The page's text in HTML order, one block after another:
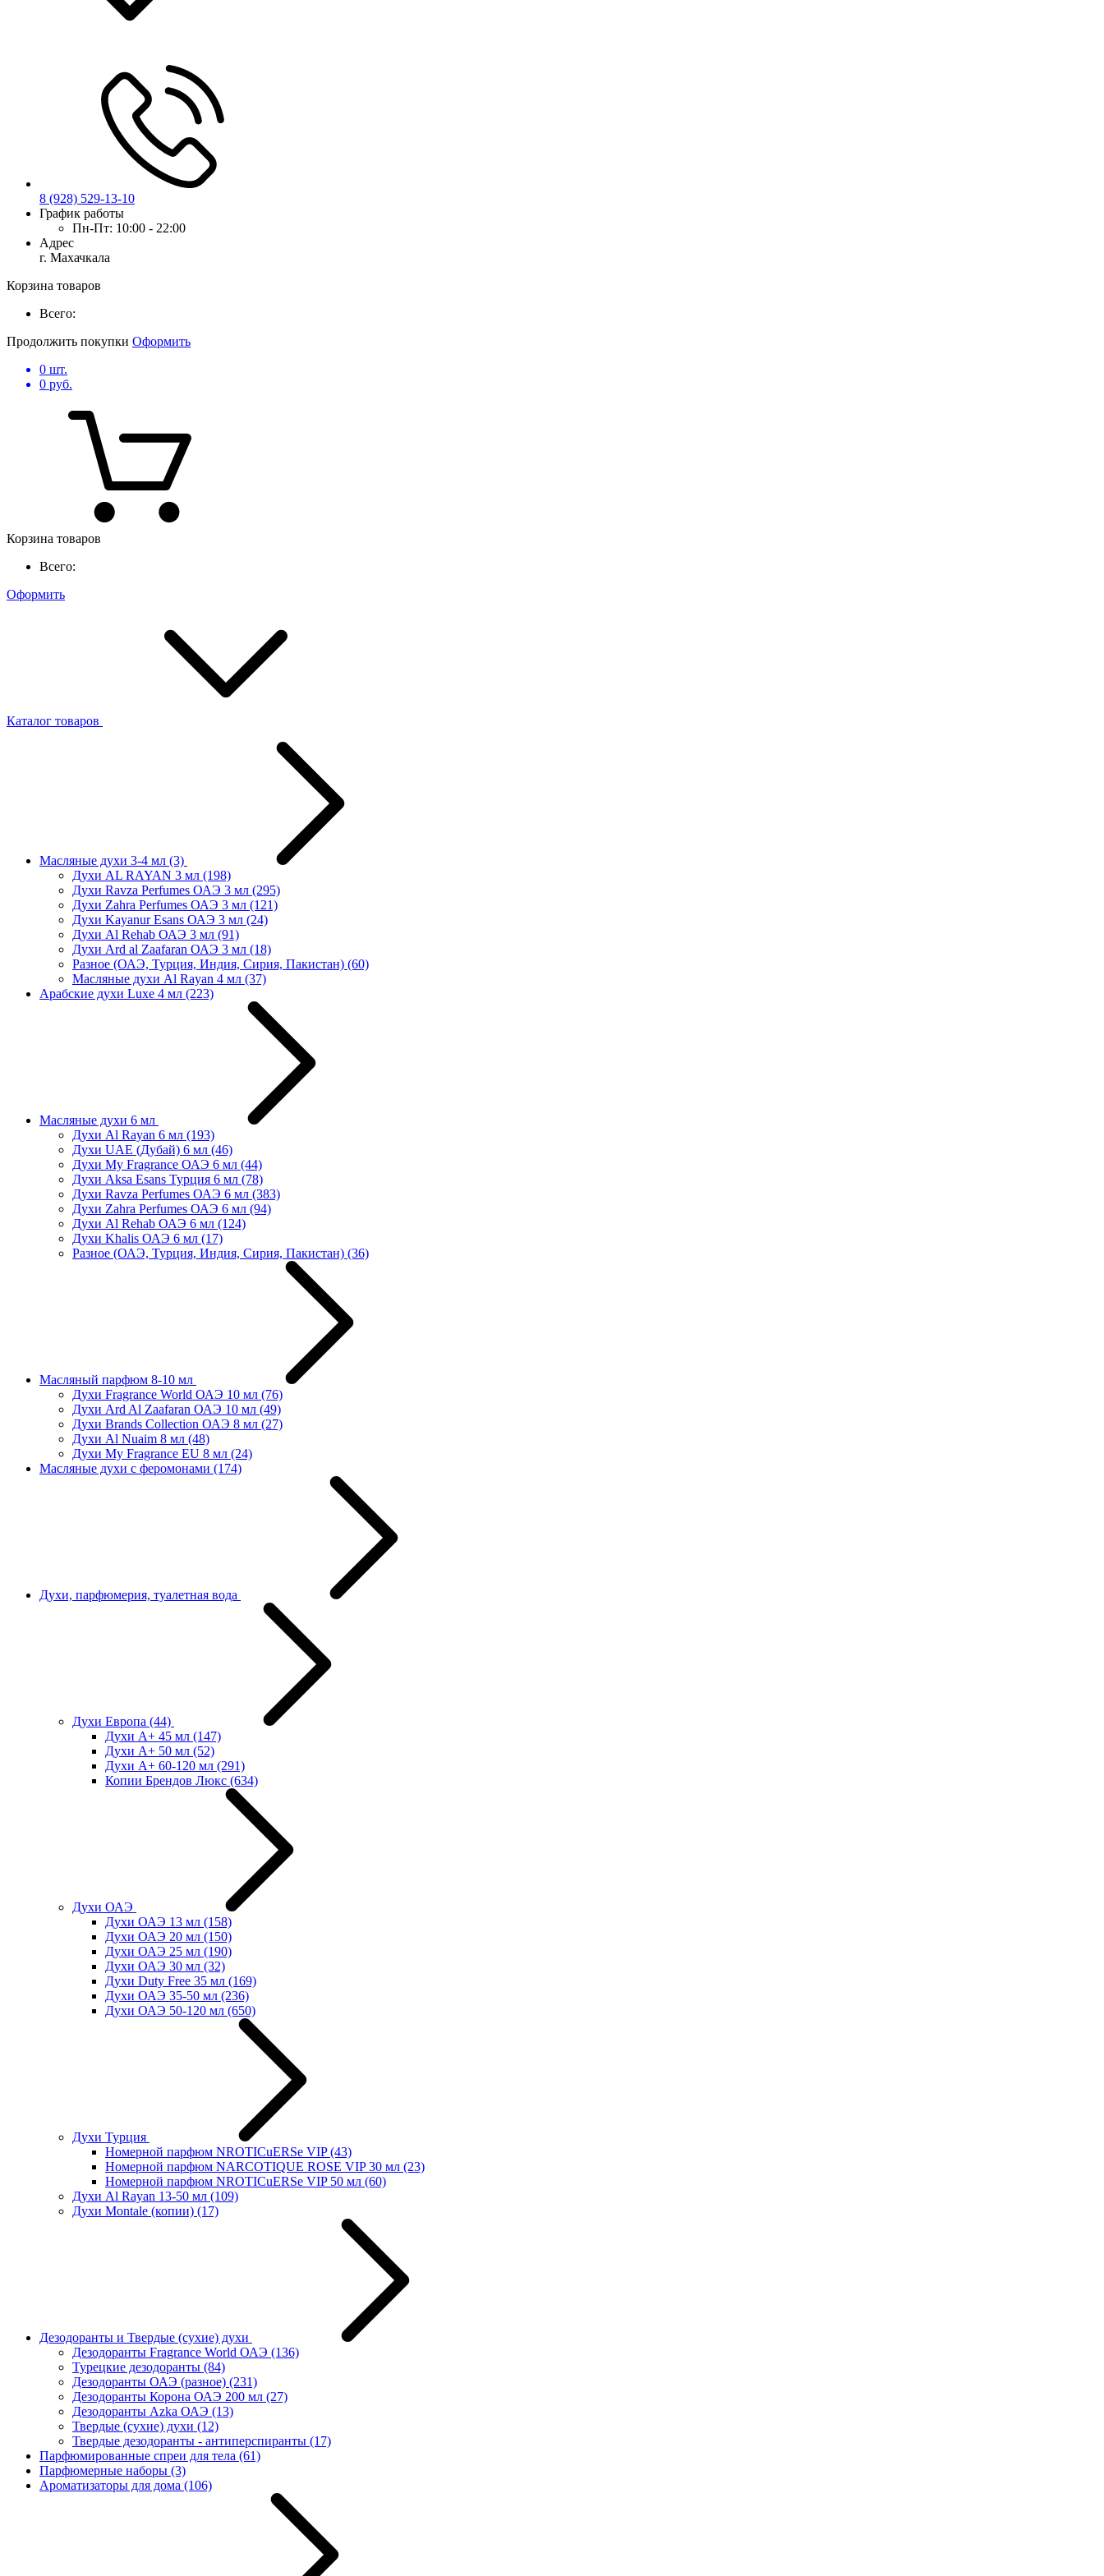
8 (928) 529-13-10
График работы
Пн-Пт: 10:00 - 22:00
Адрес
г. Махачкала
Корзина товаров
Всего:
Продолжить покупки Оформить
0 шт.
0 руб.
Корзина товаров
Всего:
Оформить
Каталог товаров
Масляные духи 3-4 мл (3)
Духи AL RAYAN 3 мл (198)
Духи Ravza Perfumes ОАЭ 3 мл (295)
Духи Zahra Perfumes ОАЭ 3 мл (121)
Духи Kayanur Esans ОАЭ 3 мл (24)
Духи Al Rehab ОАЭ 3 мл (91)
Духи Ard al Zaafaran ОАЭ 3 мл (18)
Разное (ОАЭ, Турция, Индия, Сирия, Пакистан) (60)
Масляные духи Al Rayan 4 мл (37)
Арабские духи Luxe 4 мл (223)
Масляные духи 6 мл
Духи Al Rayan 6 мл (193)
Духи UAE (Дубай) 6 мл (46)
Духи My Fragrance ОАЭ 6 мл (44)
Духи Aksa Esans Турция 6 мл (78)
Духи Ravza Perfumes ОАЭ 6 мл (383)
Духи Zahra Perfumes ОАЭ 6 мл (94)
Духи Al Rehab ОАЭ 6 мл (124)
Духи Khalis ОАЭ 6 мл (17)
Разное (ОАЭ, Турция, Индия, Сирия, Пакистан) (36)
Масляный парфюм 8-10 мл
Духи Fragrance World ОАЭ 10 мл (76)
Духи Ard Al Zaafaran ОАЭ 10 мл (49)
Духи Brands Collection ОАЭ 8 мл (27)
Духи Al Nuaim 8 мл (48)
Духи My Fragrance EU 8 мл (24)
Масляные духи с феромонами (174)
Духи, парфюмерия, туалетная вода
Духи Европа (44)
Духи А+ 45 мл (147)
Духи А+ 50 мл (52)
Духи А+ 60-120 мл (291)
Копии Брендов Люкс (634)
Духи ОАЭ
Духи ОАЭ 13 мл (158)
Духи ОАЭ 20 мл (150)
Духи ОАЭ 25 мл (190)
Духи ОАЭ 30 мл (32)
Духи Duty Free 35 мл (169)
Духи ОАЭ 35-50 мл (236)
Духи ОАЭ 50-120 мл (650)
Духи Турция
Номерной парфюм NROTICuERSe VIP(43)
Номерной парфюм NARCOTIQUE ROSE VIP 30 мл (23)
Номерной парфюм NROTICuERSe VIP 50 мл (60)
Духи Al Rayan 13-50 мл (109)
Духи Montale (копии) (17)
Дезодоранты и Твердые (сухие) духи
Дезодоранты Fragrance World ОАЭ (136)
Турецкие дезодоранты (84)
Дезодоранты ОАЭ (разное) (231)
Дезодоранты Корона ОАЭ 200 мл (27)
Дезодоранты Azka ОАЭ (13)
Твердые (сухие) духи (12)
Твердые дезодоранты - антиперспиранты (17)
Парфюмированные спреи для тела (61)
Парфюмерные наборы (3)
Ароматизаторы для дома (106)